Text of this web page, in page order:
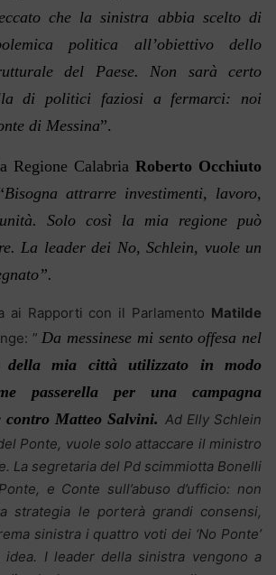
che la sinistra abbia scelto di
politica all’obiettivo dello
del Paese. Non sarà certo
di politici faziosi a fermarci: noi
di Messina”.
Regione Calabria Roberto Occhiuto
Bisogna attrarre investimenti, lavoro,
Solo così la mia regione può
La leader dei No, Schlein, vuole un
ai Rapporti con il Parlamento Matilde
” Da messinese mi sento offesa nel
mia città utilizzato in modo
passerella per una campagna
contro Matteo Salvini. Ad Elly Schlein
Ponte, vuole solo attaccare il ministro
La segretaria del Pd scimmiotta Bonelli
e Conte sull’abuso d’ufficio: non
strategia le porterà grandi consensi,
sinistra i quattro voti dei ‘No Ponte’
I leader della sinistra vengono a